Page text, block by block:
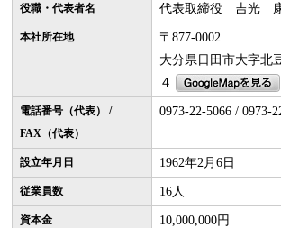
役職・代表者名 代表取締役 吉光
本社所在地
〒877-0002
大分県日田市大字北
４
電話番号（代表） /
FAX（代表）
0973-22-5066 / 0973-
設立年月日 1962年2月6日
従業員数 16人
資本金 10,000,000円